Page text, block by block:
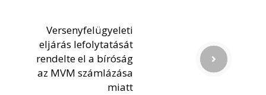
Versenyfelügyeleti
eljárás lefolytatását
rendelte el a bíróság
az MVM számlázása
miatt